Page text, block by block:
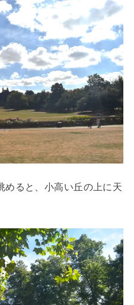
めると、小高い丘の上に天